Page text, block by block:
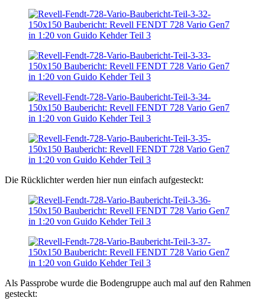
Die Rücklichter werden hier nun einfach aufgesteckt:
Als Passprobe wurde die Bodengruppe auch mal auf den Rahmen
gesteckt: